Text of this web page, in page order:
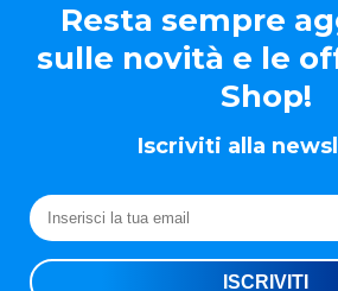
Resta sempre
sulle novità e le
Shop!
Iscriviti alla